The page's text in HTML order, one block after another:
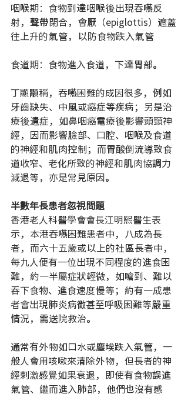
咽喉期：食物到達咽喉後出現吞嚥反
射，聲帶閉合，會厭（epiglottis）遮蓋
往上升的氣管，以防食物跌入氣管
食道期：食物進入食道，下達胃部。
丁顯顒稱，吞嚥困難的成因很多，例如
牙齒缺失、中風或癌症等疾病；另是治
療後遺症，如鼻咽癌電療後影響頭頸神
經，因而影響臉部、口腔、咽喉及食道
的神經和肌肉控制；而胃酸倒流導致食
道收窄、老化所致的神經和肌肉協調力
減退等，亦是常見原因。
半數年長患者忽視問題
香港老人科醫學會會長江明熙醫生表
示，本港吞嚥困難患者中，八成為長
者，而六十五歲或以上的社區長者中，
每九人便有一位出現不同程度的進食困
難，約一半屬症狀輕微，如嗆到、難以
吞下食物、進食速度慢等；約有一成患
者會出現肺炎病徵甚至呼吸困難等嚴重
情況，需送院救治。
通常有外物如口水或塵埃跌入氣管，一
般人會用咳嗽來清除外物，但長者的神
經刺激感覺如果衰退，即使有食物誤進
氣管、繼而進入肺部，他們也沒有感